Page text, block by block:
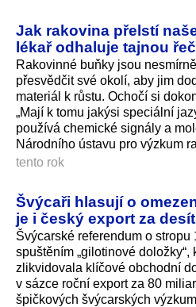
Jak rakovina přelstí
lékař odhaluje tajnou
Rakovinné buňky jsou
přesvědčit své okolí, aby jim
materiál k růstu. Ochočí si
„Mají k tomu jakýsi speciální
používá chemické signály a
Národního ústavu pro výzkum
tento rok
Švýcaři hlasují o
je i český export za
Švýcarské referendum o
spuštěním „gilotinové doložky“,
zlikvidovala klíčové obchodní
v sázce roční export za 80
špičkových švýcarských